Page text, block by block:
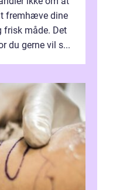
fremhæve dine
frisk måde. Det
du gerne vil s...